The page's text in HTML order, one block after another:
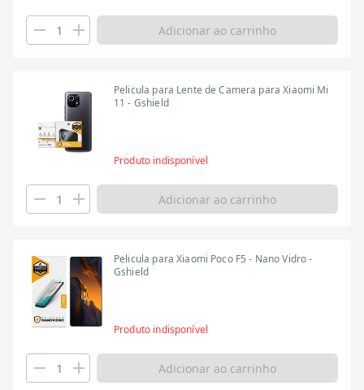
Adicionar ao carrinho
Pelicula para Lente de Camera para Xiaomi Mi
11 - Gshield
Produto indisponível
Adicionar ao carrinho
Pelicula para Xiaomi Poco F5 - Nano Vidro -
Gshield
Produto indisponível
Adicionar ao carrinho